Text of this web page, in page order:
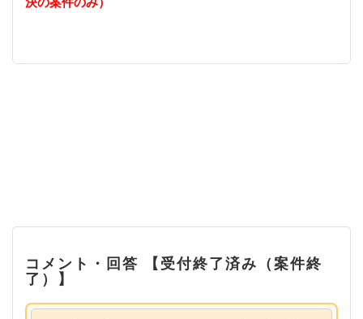
コメント・回答 【受付終了済み（案件終
了）】